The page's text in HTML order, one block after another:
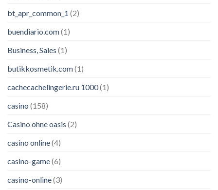
bt_apr_common_1 (2)
buendiario.com(1)
Business, Sales (1)
butikkosmetik.com(1)
cachecachelingerie.ru 1000(1)
casino (158)
Casino ohne oasis (2)
casino online(4)
casino-game(6)
casino-online(3)